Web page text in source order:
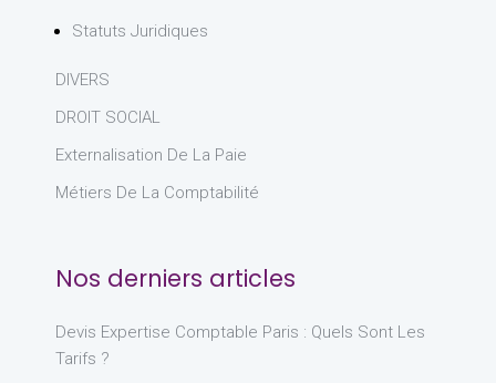
Statuts Juridiques
DIVERS
DROIT SOCIAL
Externalisation De La Paie
Métiers De La Comptabilité
Nos derniers articles
Devis Expertise Comptable Paris : Quels Sont Les
Tarifs ?